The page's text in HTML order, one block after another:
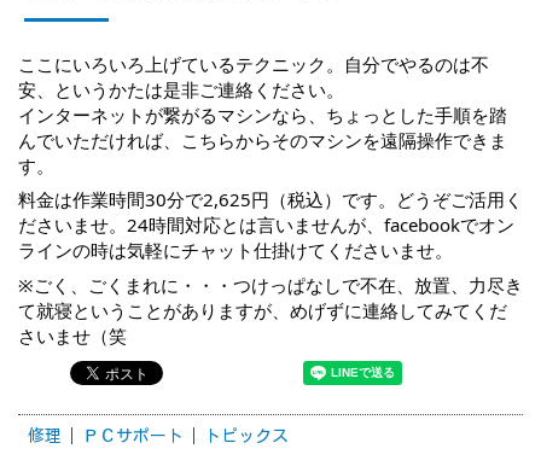
ここにいろいろ上げているテクニック。自分でやるのは不
安、というかたは是非ご連絡ください。
インターネットが繋がるマシンなら、ちょっとした手順を踏
んでいただければ、こちらからそのマシンを遠隔操作できま
す。
料金は作業時間30分で2,625円（税込）です。どうぞご活用く
ださいませ。24時間対応とは言いませんが、facebookでオン
ラインの時は気軽にチャット仕掛けてくださいませ。
※ごく、ごくまれに・・・つけっぱなしで不在、放置、力尽き
て就寝ということがありますが、めげずに連絡してみてくだ
さいませ（笑
修理 ＰＣサポート トピックス